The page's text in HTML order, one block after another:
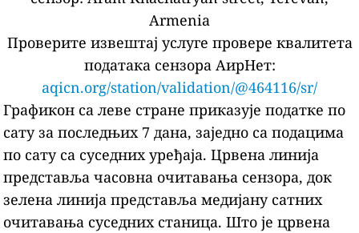
Armenia
Проверите извештај услуге провере квалитета
података сензора АирНет:
aqicn.org/station/validation/@464116/sr/
Графикон са леве стране приказује податке по
сату за последњих 7 дана, заједно са подацима
по сату са суседних уређаја. Црвена линија
представља часовна очитавања сензора, док
зелена линија представља медијану сатних
очитавања суседних станица. Што је црвена